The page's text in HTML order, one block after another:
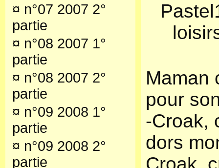
¤ n°07 2007 2°
partie
¤ n°08 2007 1°
partie
¤ n°08 2007 2°
partie
¤ n°09 2008 1°
partie
¤ n°09 2008 2°
partie
Maman
pour
-Croak,
dors